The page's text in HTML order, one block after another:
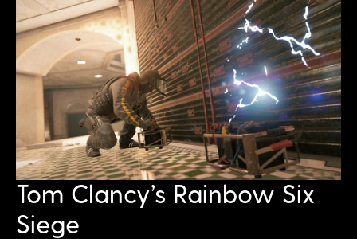
Tom Clancy’s Rainbow Six
Siege